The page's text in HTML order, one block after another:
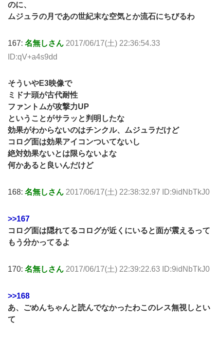
のに、
ムジュラの月であの世紀末な空気とか流石にちびるわ
167: 名無しさん 2017/06/17(土) 22:36:54.33
ID:qV+a4s9dd
そういやE3映像で
ミドナ頭が古代耐性
ファントムが攻撃力UP
ということがサラッと判明したな
効果がわからないのはチンクル、ムジュラだけど
コログ面は効果アイコンついてないし
絶対効果ないとは限らないよな
何かあると良いんだけど
168: 名無しさん 2017/06/17(土) 22:38:32.97 ID:9idNbTkJ0
>>167
コログ面は隠れてるコログが近くにいると面が震えるって
もう分かってるよ
170: 名無しさん 2017/06/17(土) 22:39:22.63 ID:9idNbTkJ0
>>168
あ、ごめんちゃんと読んでなかったわこのレス無視しとい
て